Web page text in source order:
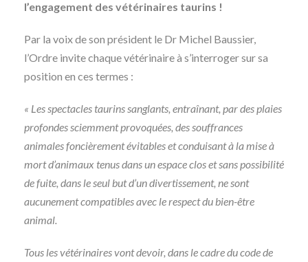
l’engagement des vétérinaires taurins !
Par la voix de son président le Dr Michel Baussier,
l’Ordre invite chaque vétérinaire à s’interroger sur sa
position en ces termes :
« Les spectacles taurins sanglants, entraînant, par des plaies
profondes sciemment provoquées, des souffrances
animales foncièrement évitables et conduisant à la mise à
mort d’animaux tenus dans un espace clos et sans possibilité
de fuite, dans le seul but d’un divertissement, ne sont
aucunement compatibles avec le respect du bien-être
animal.
Tous les vétérinaires vont devoir, dans le cadre du code de